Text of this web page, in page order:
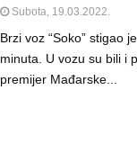
Subota, 19.03.2022.
Brzi voz “Soko” stigao
minuta. U vozu su bili i
premijer Mađarske...